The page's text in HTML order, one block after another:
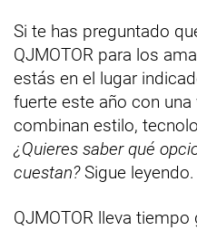
Si te has preguntado
QJMOTOR para los
estás en el lugar
fuerte este año con
combinan estilo,
¿Quieres saber qué
cuestan?Sigue leyendo.
QJMOTOR lleva